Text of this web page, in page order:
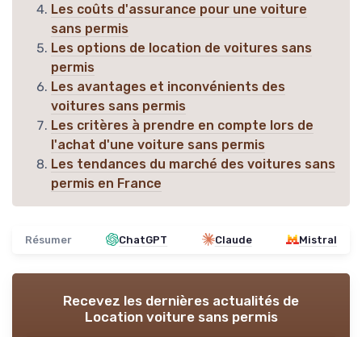
Les coûts d'assurance pour une voiture
sans permis
Les options de location de voitures sans
permis
Les avantages et inconvénients des
voitures sans permis
Les critères à prendre en compte lors de
l'achat d'une voiture sans permis
Les tendances du marché des voitures sans
permis en France
Résumer ChatGPT Claude Mistral
Recevez les dernières actualités de
Location voiture sans permis